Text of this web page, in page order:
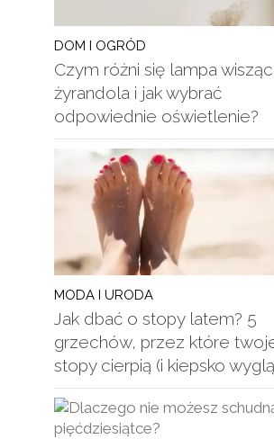
DOM I OGRÓD
Czym różni się lampa
żyrandola i jak wybrać
odpowiednie oświetlenie?
MODA I URODA
Jak dbać o stopy latem? 5
grzechów, przez które
stopy cierpią (i kiepsko